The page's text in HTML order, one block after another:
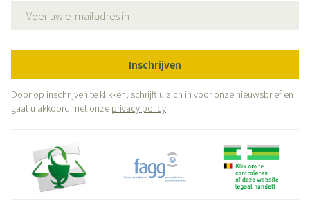
Inschrijven
Door op inschrijven te klikken, schrijft u zich in voor onze nieuwsbrief en
gaat u akkoord met onze privacy policy.